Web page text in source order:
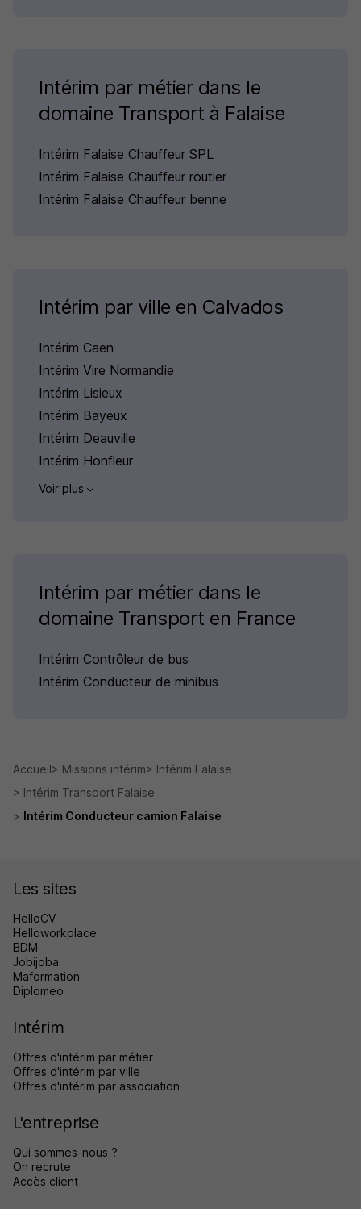
Intérim par métier dans le
domaine Transport à Falaise
Intérim Falaise Chauffeur SPL
Intérim Falaise Chauffeur routier
Intérim Falaise Chauffeur benne
Intérim par ville en Calvados
Intérim Caen
Intérim Vire Normandie
Intérim Lisieux
Intérim Bayeux
Intérim Deauville
Intérim Honfleur
Voir plus
Intérim par métier dans le
domaine Transport en France
Intérim Contrôleur de bus
Intérim Conducteur de minibus
Accueil Missions intérim
Intérim Falaise
Intérim Transport Falaise
Intérim Conducteur camion Falaise
Les sites
HelloCV
Helloworkplace
BDM
Jobijoba
Maformation
Diplomeo
Intérim
Offres d'intérim par métier
Offres d'intérim par ville
Offres d'intérim par association
L'entreprise
Qui sommes-nous ?
On recrute
Accès client